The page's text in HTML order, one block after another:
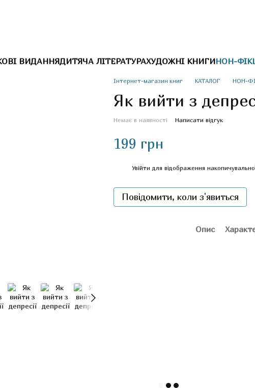
ВИДАННЯДИТЯЧА ЛІТЕРАТУРАХУДОЖНІ КНИГИНОН-
Інтернет-магазин книг КАТАЛОГ НОН-
Як вийти з
Немає в наявності Написати відгук
199 грн
Увійти для відображення
Повідомити, коли з'явиться
Опис